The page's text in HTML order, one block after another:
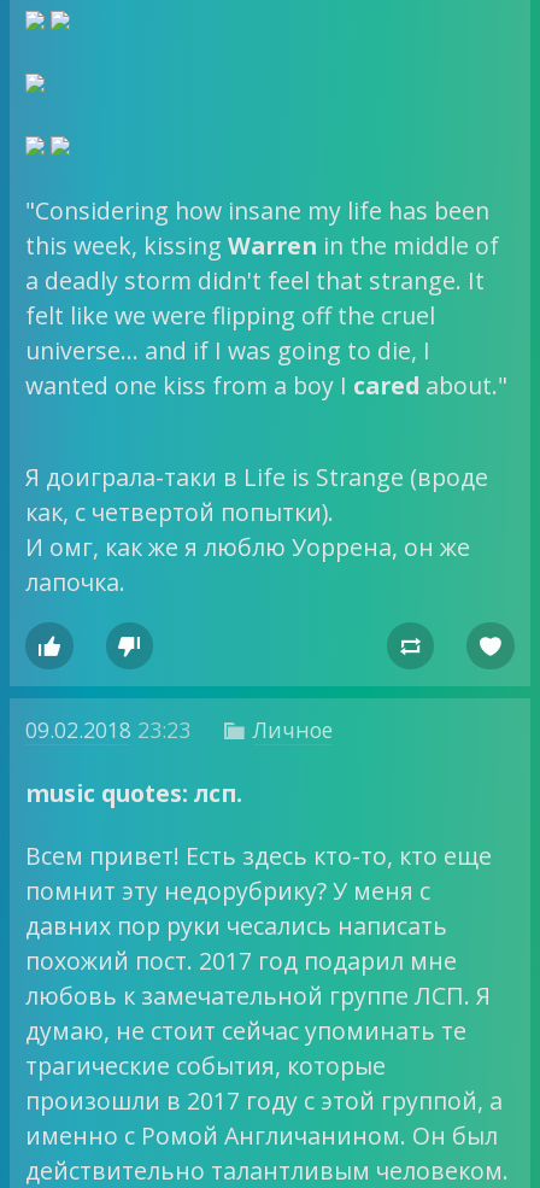
"Considering how insane my life has been
this week, kissingWarren in the middle of
a deadly storm didn't feel that strange. It
felt like we were flipping off the cruel
universe… and if I was going to die, I
wanted one kiss from a boy I cared about."
Я доиграла-таки в Life is Strange (вроде
как, с четвертой попытки).
И омг, как же я люблю Уоррена, он же
лапочка.
   
09.02.2018 23:23  Личное
music quotes: лсп.
Всем привет! Есть здесь кто-то, кто еще
помнит эту недорубрику? У меня с
давних пор руки чесались написать
похожий пост. 2017 год подарил мне
любовь к замечательной группе ЛСП. Я
думаю, не стоит сейчас упоминать те
трагические события, которые
произошли в 2017 году с этой группой, а
именно с Ромой Англичанином. Он был
действительно талантливым человеком.